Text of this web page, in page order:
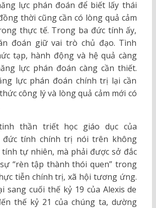
lực phán đoán để biết lấy thái
thời cũng cần có lòng quả cảm
thực tế. Trong ba đức tính ấy,
đoán giữ vai trò chủ đạo. Tình
tạp, hành động và hệ quả càng
lực phán đoán càng cần thiết.
lực phán đoán chính trị lại cần
công lý và lòng quả cảm mới có
thần triết học giáo dục của
đức tính chính trị nói trên không
tự nhiên, mà phải được sở đắc
“rèn tập thành thói quen” trong
tiễn chính trị, xã hội tương ứng.
sang cuối thế kỷ 19 của Alexis de
thế kỷ 21 của chúng ta, dường